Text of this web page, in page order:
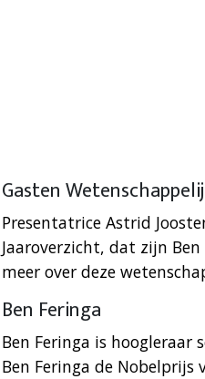
Gasten
Presentatrice Astrid
Jaaroverzicht, dat zijn
meer over deze
Ben Feringa
Ben Feringa is hoogleraar
Ben Feringa de Nobelprijs